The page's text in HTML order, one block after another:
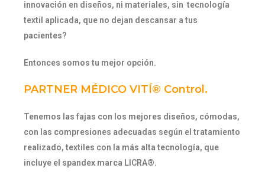
innovación en diseños, ni materiales, sin tecnología
textil aplicada, que no dejan descansar a tus
pacientes?
Entonces somos tu mejor opción.
PARTNER MÉDICO VITÍ® Control.
Tenemos las fajas con los mejores diseños, cómodas,
con las compresiones adecuadas según el tratamiento
realizado, textiles con la más alta tecnología, que
incluye el spandex marca LICRA®.